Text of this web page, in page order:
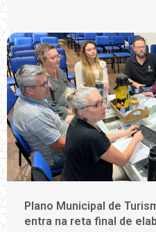
Plano Municipal de
entra na reta final de